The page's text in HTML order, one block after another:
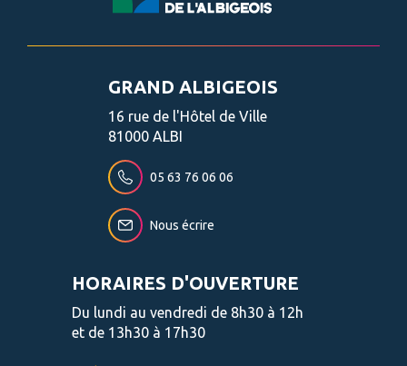
GRAND ALBIGEOIS
16 rue de l'Hôtel de Ville
81000 ALBI
05 63 76 06 06
Nous écrire
HORAIRES D'OUVERTURE
Du lundi au vendredi de 8h30 à 12h
et de 13h30 à 17h30